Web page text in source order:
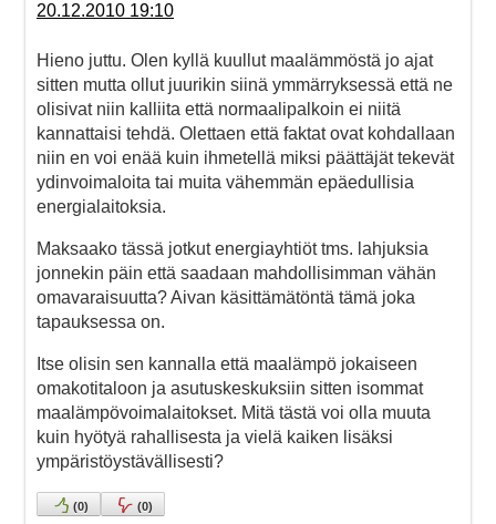
20.12.2010 19:10
Hieno juttu. Olen kyllä kuullut maalämmöstä jo ajat
sitten mutta ollut juurikin siinä ymmärryksessä että ne
olisivat niin kalliita että normaalipalkoin ei niitä
kannattaisi tehdä. Olettaen että faktat ovat kohdallaan
niin en voi enää kuin ihmetellä miksi päättäjät tekevät
ydinvoimaloita tai muita vähemmän epäedullisia
energialaitoksia.
Maksaako tässä jotkut energiayhtiöt tms. lahjuksia
jonnekin päin että saadaan mahdollisimman vähän
omavaraisuutta? Aivan käsittämätöntä tämä joka
tapauksessa on.
Itse olisin sen kannalla että maalämpö jokaiseen
omakotitaloon ja asutuskeskuksiin sitten isommat
maalämpövoimalaitokset. Mitä tästä voi olla muuta
kuin hyötyä rahallisesta ja vielä kaiken lisäksi
ympäristöystävällisesti?
(0) (0)